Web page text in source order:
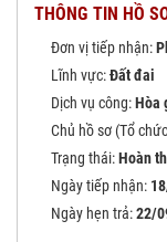
THÔNG TIN HỒ
Đơn vị tiếp nhận:
Lĩnh vực:Đất đai
Dịch vụ công:Hòa
Chủ hồ sơ (Tổ
Trạng thái:Hoàn
Ngày tiếp nhận:
Ngày hẹn trả:22/